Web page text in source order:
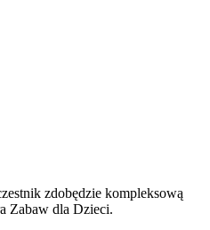
zdobędzie kompleksową
Zabaw dla Dzieci.